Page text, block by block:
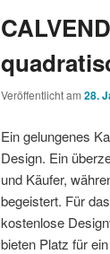
Veröffentlicht am 28.
Ein gelungenes
Design. Ein
und Käufer,
begeistert. Für
kostenlose
bieten Platz für